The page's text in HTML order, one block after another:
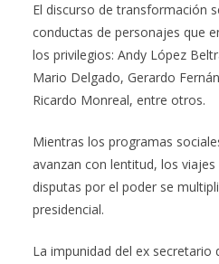
El discurso de transformación
conductas de personajes que
los privilegios: Andy López
Mario Delgado, Gerardo
Ricardo Monreal, entre otros.
Mientras los programas
avanzan con lentitud, los
disputas por el poder se
presidencial.
La impunidad del ex secretario